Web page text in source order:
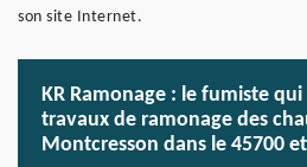
son site Internet.
KR Ramonage : le fumiste
travaux de ramonage des
Montcresson dans le 45700